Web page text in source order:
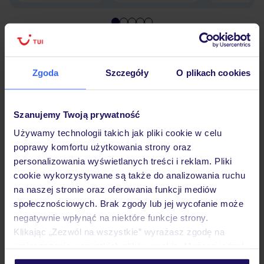
Zgoda Szczegóły O plikach cookies
Szanujemy Twoją prywatność
Używamy technologii takich jak pliki cookie w celu
poprawy komfortu użytkowania strony oraz
personalizowania wyświetlanych treści i reklam. Pliki
cookie wykorzystywane są także do analizowania ruchu
na naszej stronie oraz oferowania funkcji mediów
społecznościowych. Brak zgody lub jej wycofanie może
negatywnie wpłynąć na niektóre funkcje strony.
Klikając „Zezwól na wszystkie” wyrażasz zgodę na
personalizować swój wybór wchodząc w zakładkę
Hotel
Pokoje
Wyżywienie
Atrakcje